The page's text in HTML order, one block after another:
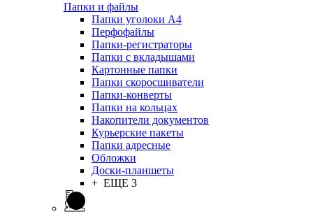
Папки и файлы
Папки уголоки А4
Перфофайлы
Папки-регистраторы
Папки с вкладышами
Картонные папки
Папки скоросшиватели
Папки-конверты
Папки на кольцах
Накопители документов
Курьерские пакеты
Папки адресные
Обложки
Доски-планшеты
+ ЕЩЕ 3